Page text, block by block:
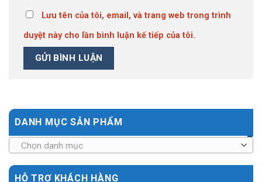
Lưu tên của tôi, email, và trang web trong trình
duyệt này cho lần bình luận kế tiếp của tôi.
DANH MỤC SẢN PHẨM
Chọn danh mục
HỖ TRỢ KHÁCH HÀNG